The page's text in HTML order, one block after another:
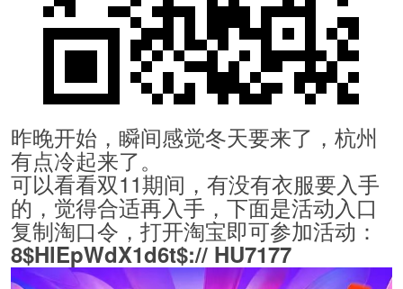
昨晚开始，瞬间感觉冬天要来了，杭州
有点冷起来了。
可以看看双11期间，有没有衣服要入手
的，觉得合适再入手，下面是活动入口
复制淘口令，打开淘宝即可参加活动：
8$HlEpWdX1d6t$:// HU7177